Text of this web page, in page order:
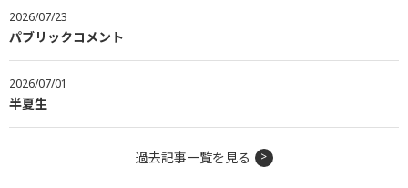
2026/07/23
パブリックコメント
2026/07/01
半夏生
過去記事一覧を見る